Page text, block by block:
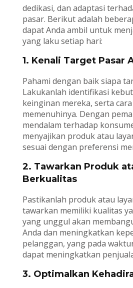
dedikasi, dan adaptasi
pasar. Berikut adalah
dapat Anda ambil untuk
yang laku setiap hari:
1. Kenali Target Pasar
Pahami dengan baik siapa
Lakukanlah identifikasi
keinginan mereka, serta
memenuhinya. Dengan
mendalam terhadap
menyajikan produk atau
sesuai dengan preferensi
2. Tawarkan Produk
Berkualitas
Pastikanlah produk atau
tawarkan memiliki kualitas
yang unggul akan
Anda dan meningkatkan
pelanggan, yang pada
dapat meningkatkan
3. Optimalkan